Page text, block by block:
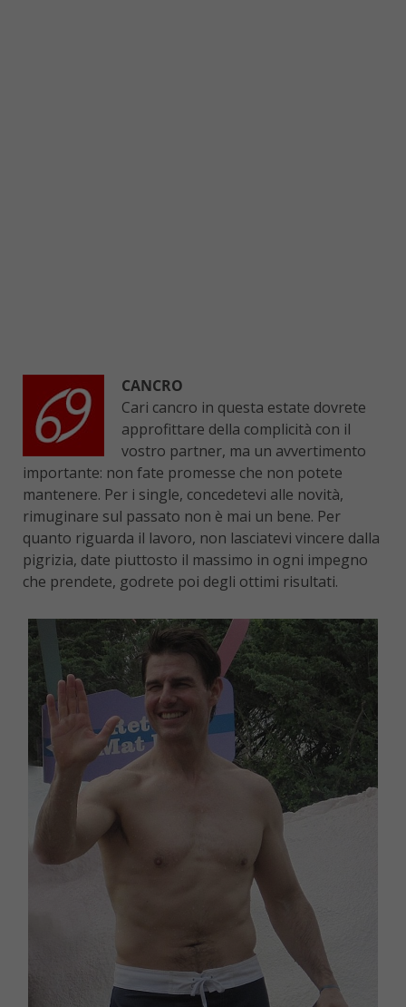
CANCRO
Cari cancro in questa estate dovrete
approfittare della complicità con il
vostro partner, ma un avvertimento
importante: non fate promesse che non potete
mantenere. Per i single, concedetevi alle novità,
rimuginare sul passato non è mai un bene. Per
quanto riguarda il lavoro, non lasciatevi vincere dalla
pigrizia, date piuttosto il massimo in ogni impegno
che prendete, godrete poi degli ottimi risultati.